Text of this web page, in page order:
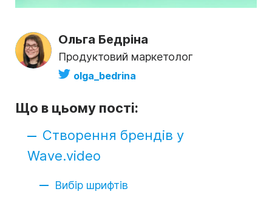
Ольга Бедріна
Продуктовий маркетолог
olga_bedrina
Що в цьому пості:
Створення брендів у
Wave.video
Вибір шрифтів